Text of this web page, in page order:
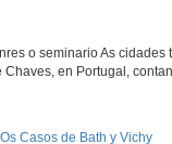
o seminario As
en Portugal,
Casos de Bath y Vichy